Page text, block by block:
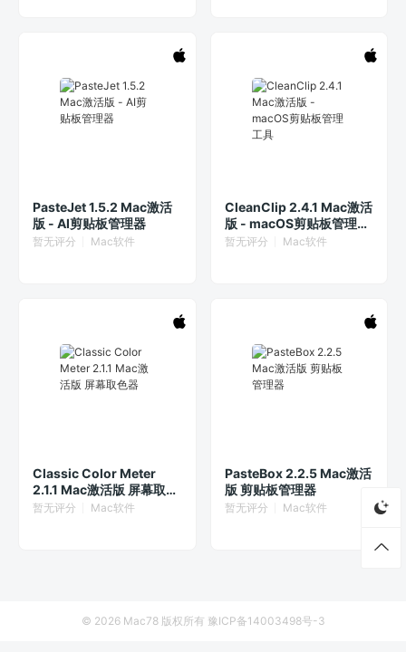
PasteJet 1.5.2 Mac激活
版 - AI剪贴板管理器
暂无评分 Mac软件
CleanClip 2.4.1 Mac激活
版 - macOS剪贴板管理工
具
暂无评分 Mac软件
Classic Color Meter
2.1.1 Mac激活版 屏幕取色
器
暂无评分 Mac软件
PasteBox 2.2.5 Mac激活
版 剪贴板管理器
暂无评分 Mac软件
© 2026 Mac78版权所有 豫ICP备14003498号-3